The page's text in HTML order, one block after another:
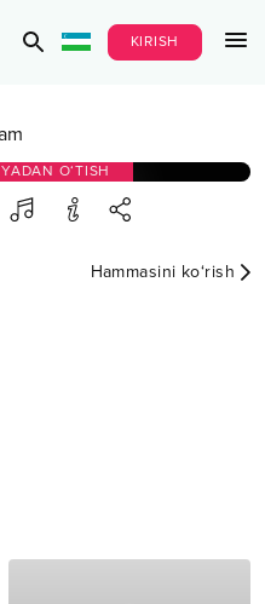
KIRISH
O‘TISH
Hammasini ko‘rish